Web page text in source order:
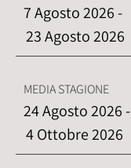
7 Agosto 2026 -
23 Agosto 2026
MEDIA STAGIONE
24 Agosto 2026 -
4 Ottobre 2026